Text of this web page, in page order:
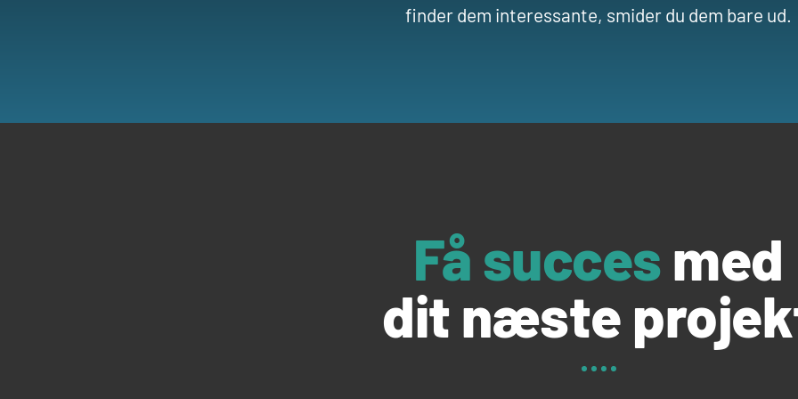
finder dem interessante, smider du dem bare ud.
Få succesmed
dit næste